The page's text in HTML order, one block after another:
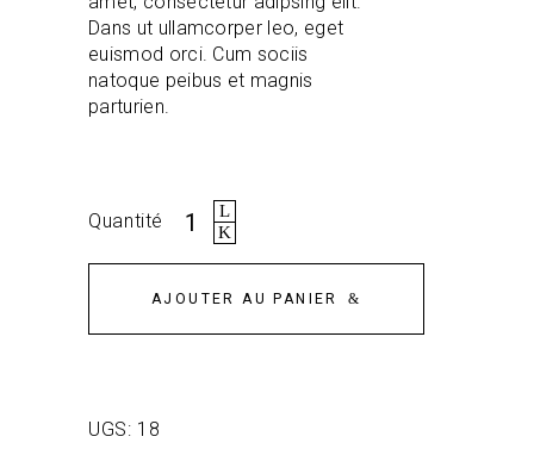
Dans ut ullamcorper leo, eget
euismod orci. Cum sociis
natoque peibus et magnis
parturien.
Quantité
de
de
Quantité
AJOUTER AU PANIER
UGS: 18